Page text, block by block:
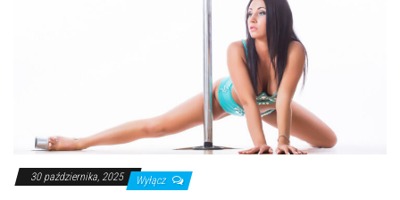
30 października, 2025 Wyłącz